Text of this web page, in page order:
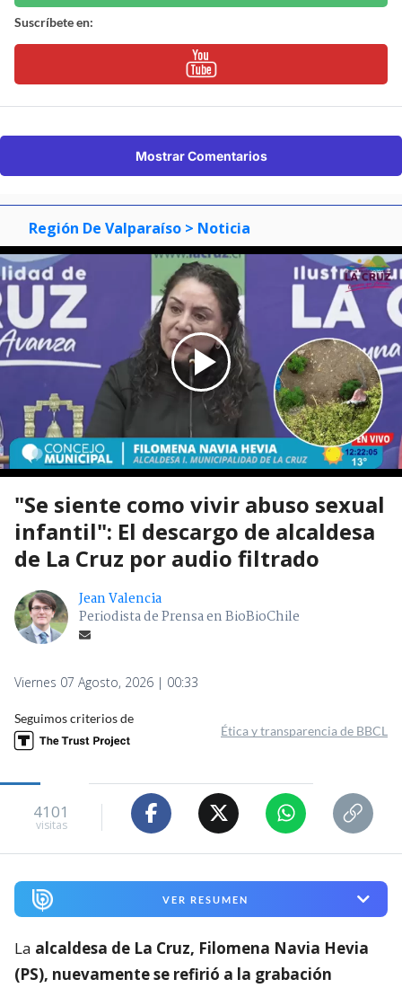
Suscríbete en:
Mostrar Comentarios
Región De Valparaíso > Noticia
"Se siente como vivir abuso sexual
infantil": El descargo de alcaldesa
de La Cruz por audio filtrado
Jean Valencia
Periodista de Prensa en BioBioChile
Viernes 07 Agosto, 2026 | 00:33
Seguimos criterios de
Ética y transparencia de BBCL
4101
visitas
VER RESUMEN
La alcaldesa de La Cruz, Filomena Navia Hevia
(PS), nuevamente se refirió a la grabación